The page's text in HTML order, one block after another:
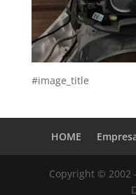
#image_title
HOME
Copyright © 2002